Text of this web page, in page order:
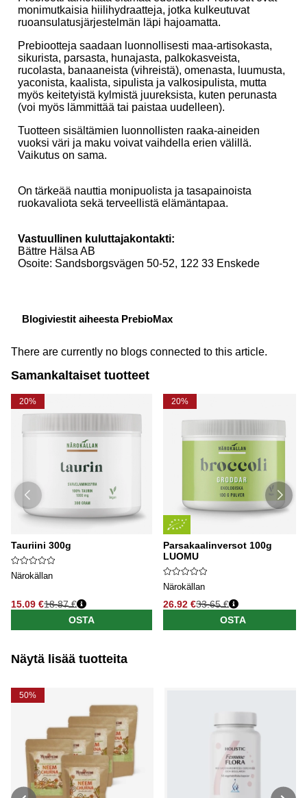
monimutkaisia hiilihydraatteja, jotka kulkeutuvat
ruoansulatusjärjestelmän läpi hajoamatta.
Prebiootteja saadaan luonnollisesti maa-artisokasta,
sikurista, parsasta, hunajasta, palkokasveista,
rucolasta, banaaneista (vihreistä), omenasta, luumusta,
yaconista, kaalista, sipulista ja valkosipulista, mutta
myös keitetyistä kylmistä juureksista, kuten perunasta
(voi myös lämmittää tai paistaa uudelleen).
Tuotteen sisältämien luonnollisten raaka-aineiden
vuoksi väri ja maku voivat vaihdella erien välillä.
Vaikutus on sama.
On tärkeää nauttia monipuolista ja tasapainoista
ruokavaliota sekä terveellistä elämäntapaa.
Vastuullinen kuluttajakontakti:
Bättre Hälsa AB
Osoite: Sandsborgsvägen 50-52, 122 33 Enskede
Blogiviestit aiheesta PrebioMax
There are currently no blogs connected to this article.
Samankaltaiset tuotteet
20%
Tauriini 300g
Närokällan
15.09 €18.87 €
OSTA
20%
Parsakaalinversot 100g
LUOMU
Närokällan
26.92 €33.65 €
OSTA
Näytä lisää tuotteita
50%